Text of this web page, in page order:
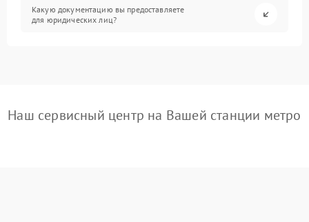
Какую документацию вы предоставляете
для юридических лиц?
Наш сервисный центр на Вашей станции метро